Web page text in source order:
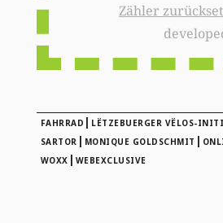
Zähler
FAHRRAD | LËTZEBUERGER VËLOS-
SARTOR | MONIQUE GOLDSCHMIT |
WOXX | WEBEXCLUSIVE